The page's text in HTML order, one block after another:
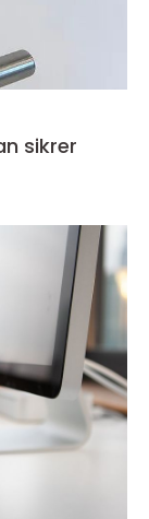
sikrer